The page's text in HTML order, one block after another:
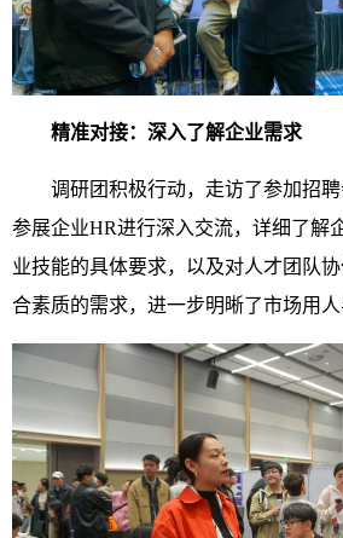
精准对接：深入了解企业需求
调研团积极行动，走访了参加招
参展企业HR进行深入交流，详细了解
业技能的具体要求，以及对人才团队
合素质的需求，进一步明晰了市场用人